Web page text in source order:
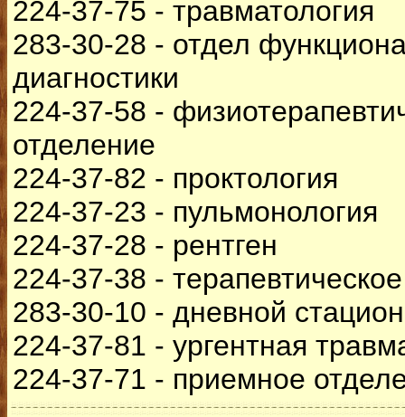
224-37-75 - травматология
283-30-28 - отдел
диагностики
224-37-58 -
отделение
224-37-82 - проктология
224-37-23 - пульмонология
224-37-28 - рентген
224-37-38 -
283-30-10 - дневной
224-37-81 - ургентная
224-37-71 - приемное